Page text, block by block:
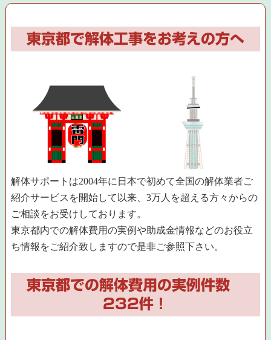
東京都で解体工事をお考えの方へ
解体サポートは2004年に日本で初めて全国の解体業者ご
紹介サービスを開始して以来、3万人を超える方々からの
ご相談をお受けしております。
東京都内での解体費用の実例や助成金情報などのお役立
ち情報をご紹介致しますので是非ご参照下さい。
東京都での解体費用の実例件数
232件！